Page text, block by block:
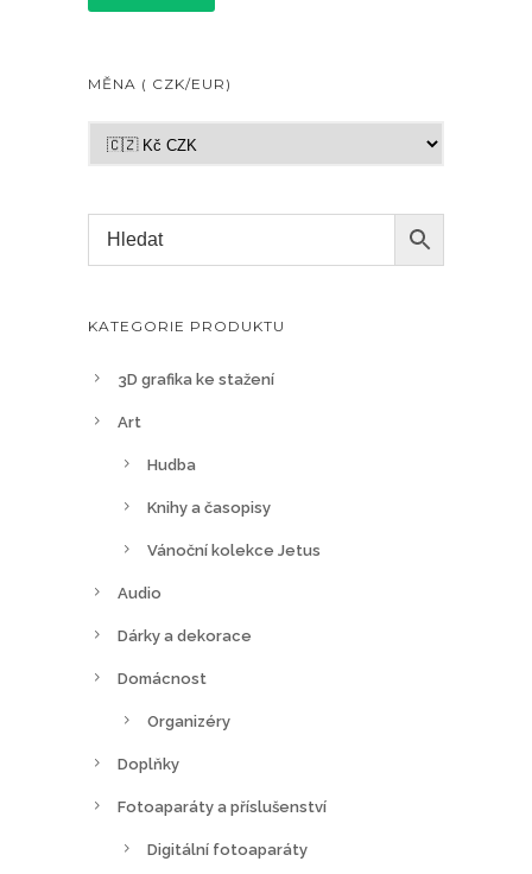
MĚNA ( CZK/EUR)
KATEGORIE PRODUKTU
3D grafika ke stažení
Art
Hudba
Knihy a časopisy
Vánoční kolekce Jetus
Audio
Dárky a dekorace
Domácnost
Organizéry
Doplňky
Fotoaparáty a příslušenství
Digitální fotoaparáty